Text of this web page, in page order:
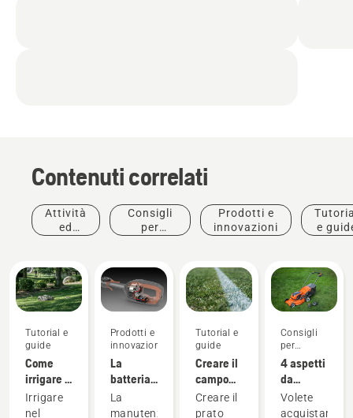
Contenuti correlati
Attività
ed
Consigli
per
Prodotti e
innovazioni
e
Tutorial e
guide
Come
irrigare il
prato
Irrigare
nel
Prodotti e
innovazioni
La
batteria
si
traduce
La
manutenzione
Tutorial e
guide
Creare il
campo
perfetto
Creare il
prato
e
Manutenzione
Strumenti
per
l'architettura
paesaggistica,
Consigli
per
l'acquisto
4 aspetti
da
considerare
quando
Volete
acquistare